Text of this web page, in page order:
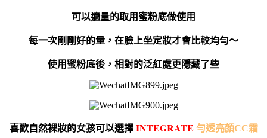
可以適量的取用蜜粉底做使用
每一次剛剛好的量，在臉上坐定妝才會比較均勻～
使用蜜粉底後，相對的泛紅處更隱藏了些
喜歡自然裸妝的女孩可以選擇 INTEGRATE 勻透亮顏CC霜